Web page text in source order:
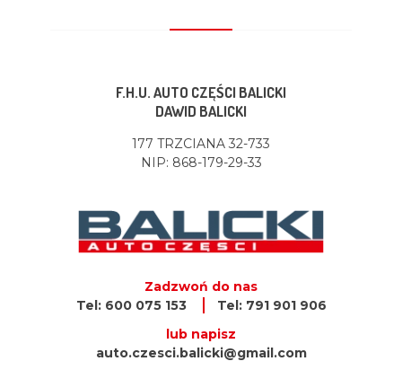
F.H.U. AUTO CZĘŚCI BALICKI
DAWID BALICKI
177 TRZCIANA 32-733
NIP: 868-179-29-33
Zadzwoń do nas
Tel: 600 075 153
Tel: 791 901 906
lub napisz
auto.czesci.balicki@gmail.com